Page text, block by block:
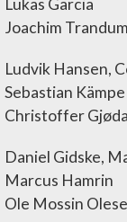
Lukas Garcia
Joachim
Ludvik Hansen,
Sebastian Kämpe
Christoffer
Daniel Gidske,
Marcus Hamrin
Ole Mossin